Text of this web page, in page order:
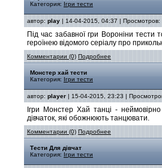
Категория: Ігри тести
автор: play | 14-04-2015, 04:37 | Просмотров:
Під час забавної гри Вороніни тести
героїнею відомого серіалу про
Комментарии (0) Подробнее
Монстер хай тести
Категория: Ігри тести
автор: player | 15-04-2015, 23:23 |
Ігри Монстер Хай танці -
дівчаток, які обожнюють танцювати.
Комментарии (0) Подробнее
Тести Для дівчат
Категория: Ігри тести